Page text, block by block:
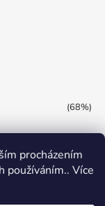
procházením
používáním.. Více
(68%)